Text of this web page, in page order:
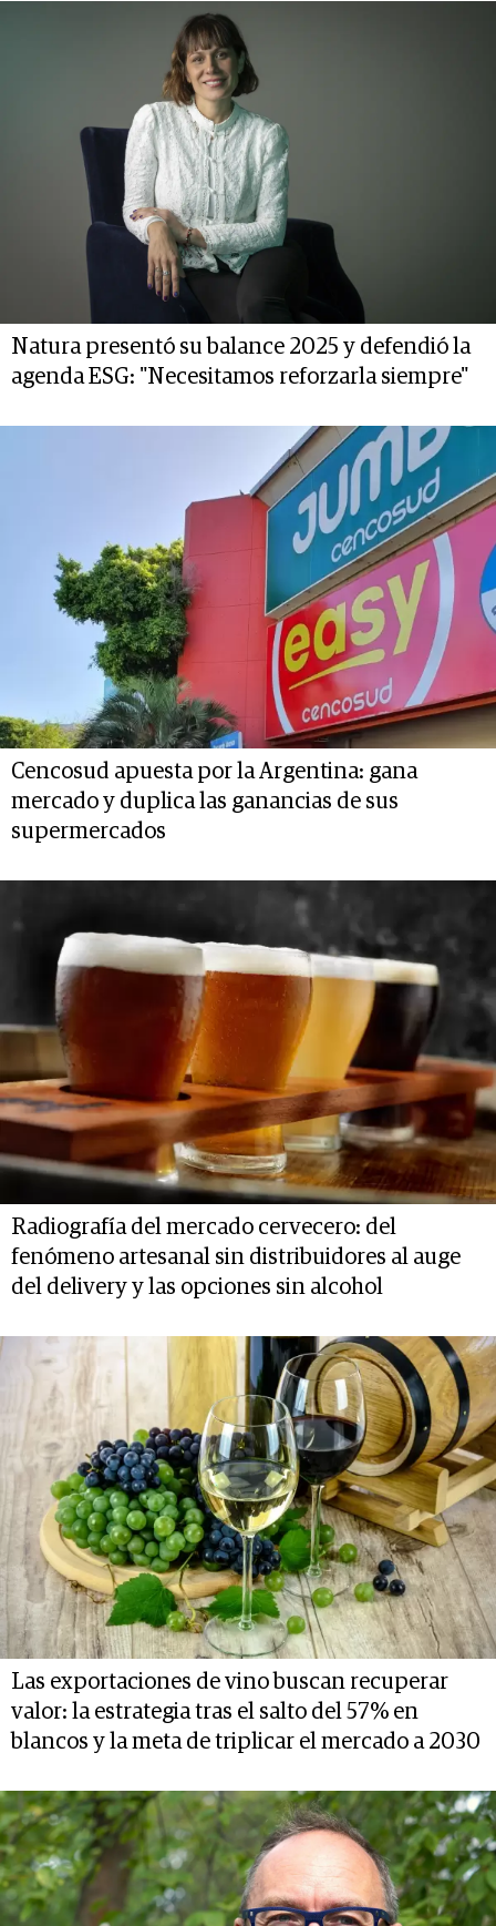
Natura presentó su balance 2025 y defendió la
agenda ESG: "Necesitamos reforzarla siempre"
Cencosud apuesta por la Argentina: gana
mercado y duplica las ganancias de sus
supermercados
Radiografía del mercado cervecero: del
fenómeno artesanal sin distribuidores al auge
del delivery y las opciones sin alcohol
Las exportaciones de vino buscan recuperar
valor: la estrategia tras el salto del 57% en
blancos y la meta de triplicar el mercado a 2030